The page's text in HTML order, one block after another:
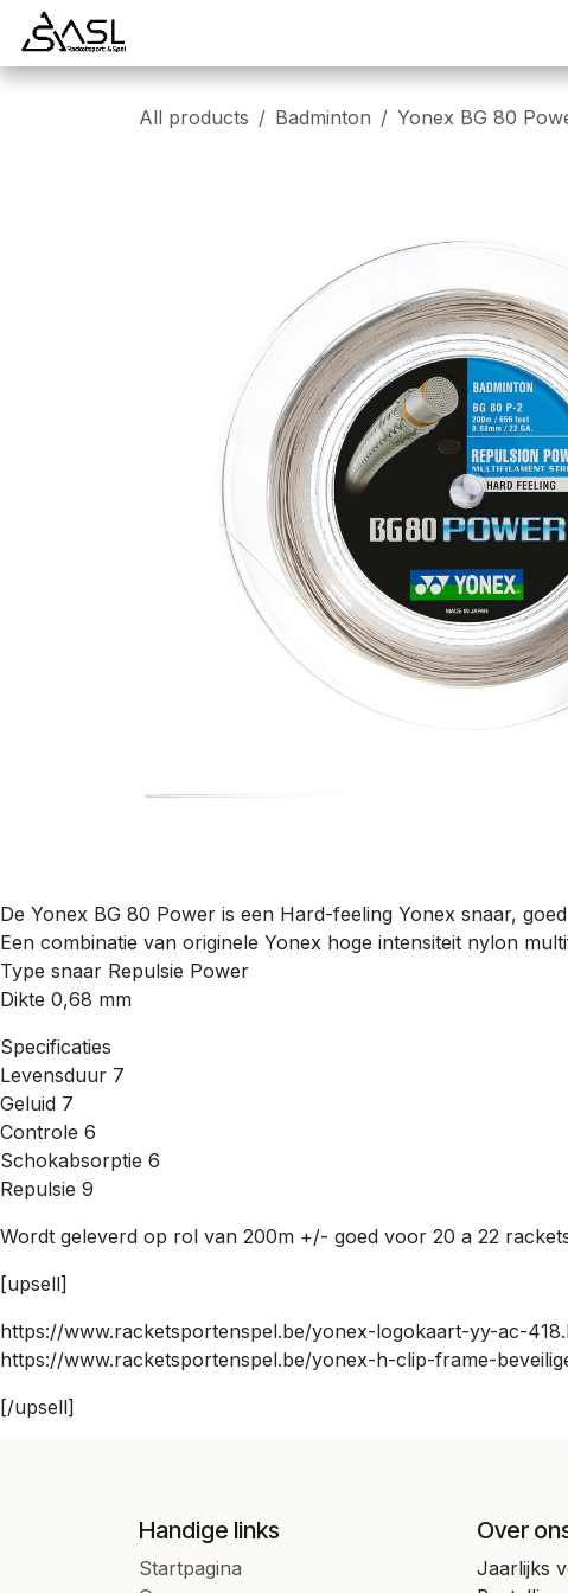
Overslaan naar inhoud
All products Badminton Yonex BG 80
De Yonex BG 80 Power is een Hard-feeling Yonex snaar,
Een combinatie van originele Yonex hoge intensiteit nylon
Type snaar Repulsie Power
Dikte 0,68 mm
Specificaties
Levensduur 7
Geluid 7
Controle 6
Schokabsorptie 6
Repulsie 9
Wordt geleverd op rol van 200m +/- goed voor 20 a 22
[upsell]
https://www.racketsportenspel.be/yonex-logokaart-yy-ac-
https://www.racketsportenspel.be/yonex-h-clip-frame-
[/upsell]
Handige links
Startpagina
Over
Jaarlijks